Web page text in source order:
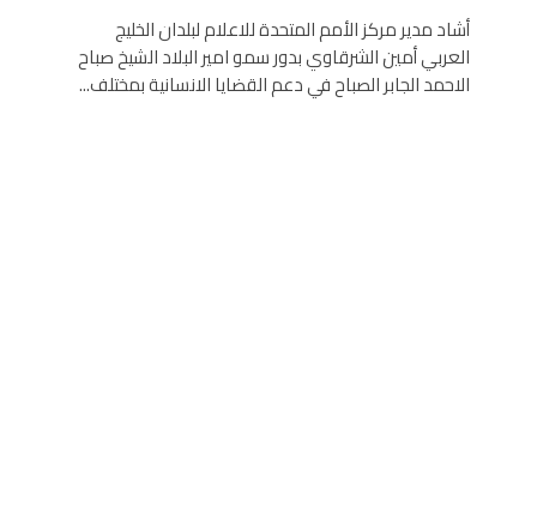
أشاد مدير مركز الأمم المتحدة للاعلام لبلدان الخليج
العربي أمين الشرقاوي بدور سمو امير البلاد الشيخ صباح
الاحمد الجابر الصباح في دعم القضايا الانسانية بمختلف...